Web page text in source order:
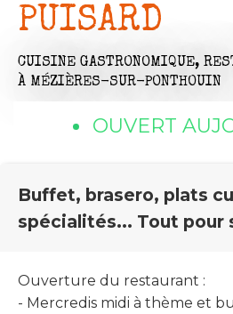
PUISARD
CUISINE GASTRONOMIQUE,
À MÉZIÈRES-SUR-PONTHOUIN
OUVERT
Buffet, brasero, plats
spécialités... Tout pour
Ouverture du restaurant :
- Mercredis midi à thème et